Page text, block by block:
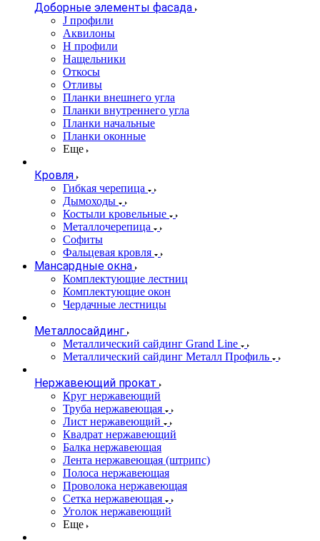
Доборные элементы фасада
J профили
Аквилоны
Н профили
Нащельники
Откосы
Отливы
Планки внешнего угла
Планки внутреннего угла
Планки начальные
Планки оконные
Еще
Кровля
Гибкая черепица
Дымоходы
Костыли кровельные
Металлочерепица
Софиты
Фальцевая кровля
Мансардные окна
Комплектующие лестниц
Комплектующие окон
Чердачные лестницы
Металлосайдинг
Металлический сайдинг Grand Line
Металлический сайдинг Металл Профиль
Нержавеющий прокат
Круг нержавеющий
Труба нержавеющая
Лист нержавеющий
Квадрат нержавеющий
Балка нержавеющая
Лента нержавеющая (штрипс)
Полоса нержавеющая
Проволока нержавеющая
Сетка нержавеющая
Уголок нержавеющий
Еще